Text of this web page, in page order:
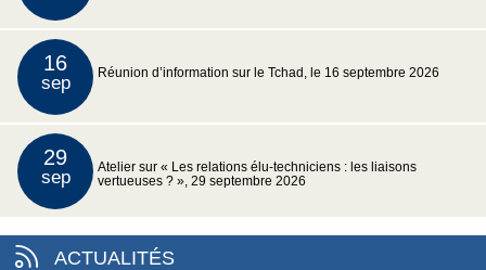
16
sep Réunion d’information sur le Tchad, le 16 septembre 2026
29
sep
Atelier sur « Les relations élu-techniciens : les liaisons
vertueuses ? », 29 septembre 2026
ACTUALITÉS